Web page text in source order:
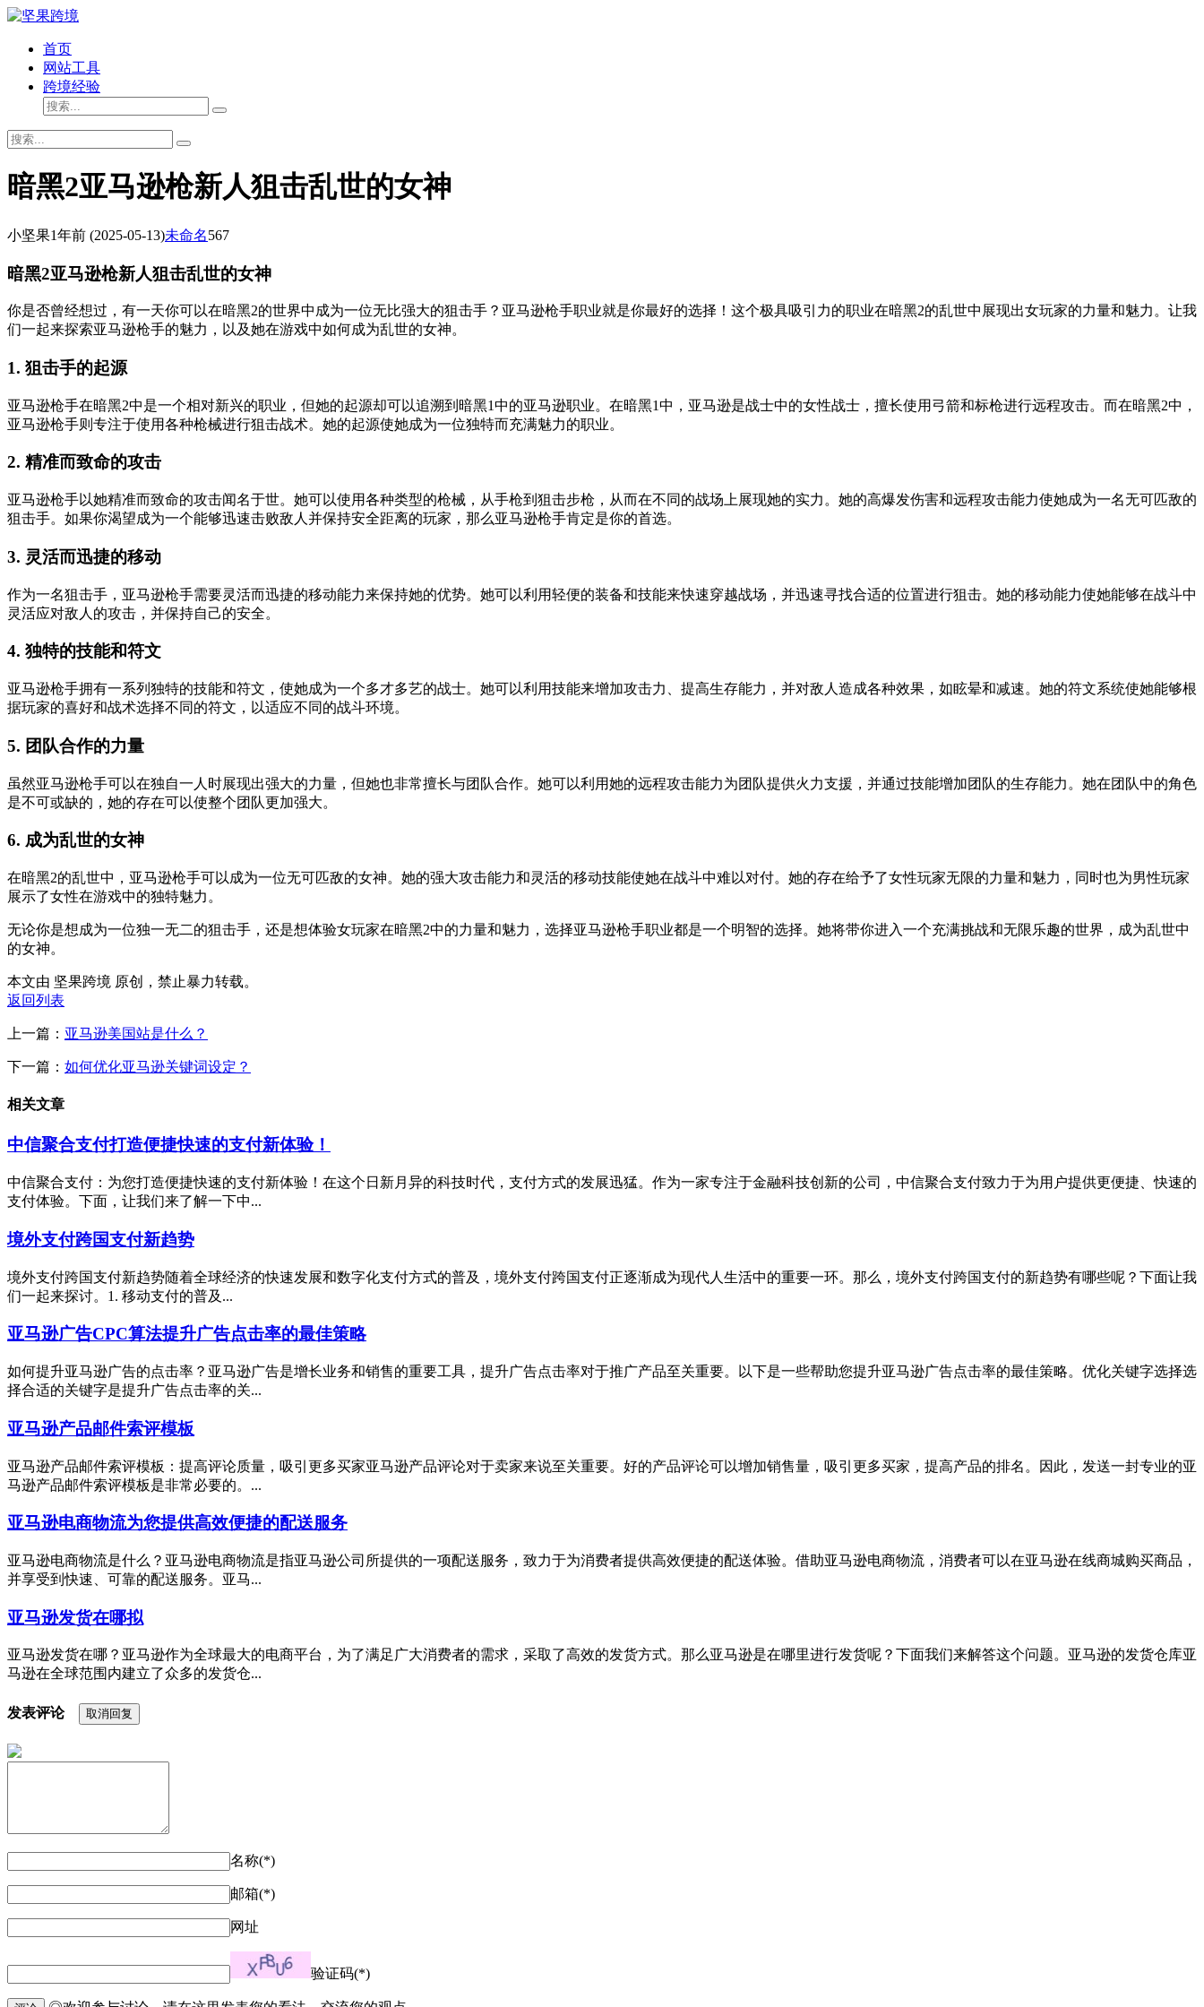
首页
网站工具
跨境经验
暗黑2亚马逊枪新人狙击乱世的女神
小坚果1年前 (2025-05-13)未命名567
暗黑2亚马逊枪新人狙击乱世的女神
你是否曾经想过，有一天你可以在暗黑2的世界中成为一位无比强大的狙击手？亚马逊枪手职业就是你最好的选择！这个极具吸引力的职业在暗黑2的乱世中展现出女玩家的力量和魅力。让我
们一起来探索亚马逊枪手的魅力，以及她在游戏中如何成为乱世的女神。
1. 狙击手的起源
亚马逊枪手在暗黑2中是一个相对新兴的职业，但她的起源却可以追溯到暗黑1中的亚马逊职业。在暗黑1中，亚马逊是战士中的女性战士，擅长使用弓箭和标枪进行远程攻击。而在暗黑2中，
亚马逊枪手则专注于使用各种枪械进行狙击战术。她的起源使她成为一位独特而充满魅力的职业。
2. 精准而致命的攻击
亚马逊枪手以她精准而致命的攻击闻名于世。她可以使用各种类型的枪械，从手枪到狙击步枪，从而在不同的战场上展现她的实力。她的高爆发伤害和远程攻击能力使她成为一名无可匹敌的
狙击手。如果你渴望成为一个能够迅速击败敌人并保持安全距离的玩家，那么亚马逊枪手肯定是你的首选。
3. 灵活而迅捷的移动
作为一名狙击手，亚马逊枪手需要灵活而迅捷的移动能力来保持她的优势。她可以利用轻便的装备和技能来快速穿越战场，并迅速寻找合适的位置进行狙击。她的移动能力使她能够在战斗中
灵活应对敌人的攻击，并保持自己的安全。
4. 独特的技能和符文
亚马逊枪手拥有一系列独特的技能和符文，使她成为一个多才多艺的战士。她可以利用技能来增加攻击力、提高生存能力，并对敌人造成各种效果，如眩晕和减速。她的符文系统使她能够根
据玩家的喜好和战术选择不同的符文，以适应不同的战斗环境。
5. 团队合作的力量
虽然亚马逊枪手可以在独自一人时展现出强大的力量，但她也非常擅长与团队合作。她可以利用她的远程攻击能力为团队提供火力支援，并通过技能增加团队的生存能力。她在团队中的角色
是不可或缺的，她的存在可以使整个团队更加强大。
6. 成为乱世的女神
在暗黑2的乱世中，亚马逊枪手可以成为一位无可匹敌的女神。她的强大攻击能力和灵活的移动技能使她在战斗中难以对付。她的存在给予了女性玩家无限的力量和魅力，同时也为男性玩家
展示了女性在游戏中的独特魅力。
无论你是想成为一位独一无二的狙击手，还是想体验女玩家在暗黑2中的力量和魅力，选择亚马逊枪手职业都是一个明智的选择。她将带你进入一个充满挑战和无限乐趣的世界，成为乱世中
的女神。
本文由 坚果跨境 原创，禁止暴力转载。
返回列表
上一篇： 亚马逊美国站是什么？
下一篇： 如何优化亚马逊关键词设定？
相关文章
中信聚合支付打造便捷快速的支付新体验！
中信聚合支付：为您打造便捷快速的支付新体验！在这个日新月异的科技时代，支付方式的发展迅猛。作为一家专注于金融科技创新的公司，中信聚合支付致力于为用户提供更便捷、快速的
支付体验。下面，让我们来了解一下中...
境外支付跨国支付新趋势
境外支付跨国支付新趋势随着全球经济的快速发展和数字化支付方式的普及，境外支付跨国支付正逐渐成为现代人生活中的重要一环。那么，境外支付跨国支付的新趋势有哪些呢？下面让我
们一起来探讨。1. 移动支付的普及...
亚马逊广告CPC算法提升广告点击率的最佳策略
如何提升亚马逊广告的点击率？亚马逊广告是增长业务和销售的重要工具，提升广告点击率对于推广产品至关重要。以下是一些帮助您提升亚马逊广告点击率的最佳策略。优化关键字选择选
择合适的关键字是提升广告点击率的关...
亚马逊产品邮件索评模板
亚马逊产品邮件索评模板：提高评论质量，吸引更多买家亚马逊产品评论对于卖家来说至关重要。好的产品评论可以增加销售量，吸引更多买家，提高产品的排名。因此，发送一封专业的亚
马逊产品邮件索评模板是非常必要的。...
亚马逊电商物流为您提供高效便捷的配送服务
亚马逊电商物流是什么？亚马逊电商物流是指亚马逊公司所提供的一项配送服务，致力于为消费者提供高效便捷的配送体验。借助亚马逊电商物流，消费者可以在亚马逊在线商城购买商品，
并享受到快速、可靠的配送服务。亚马...
亚马逊发货在哪拟
亚马逊发货在哪？亚马逊作为全球最大的电商平台，为了满足广大消费者的需求，采取了高效的发货方式。那么亚马逊是在哪里进行发货呢？下面我们来解答这个问题。亚马逊的发货仓库亚
马逊在全球范围内建立了众多的发货仓...
发表评论 取消回复
名称(*)
邮箱(*)
网址
验证码(*)